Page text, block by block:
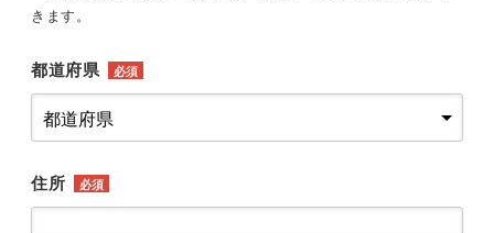
きます。
都道府県 必須
住所 必須